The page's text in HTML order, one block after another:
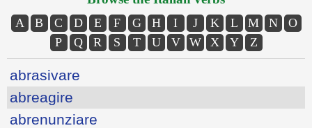
A B C D E F G H I J K L M N
O
P
Q R S T U V W X Y Z
abrasivare
abreagire
abrenunziare